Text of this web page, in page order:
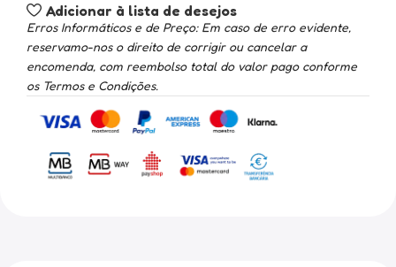
Adicionar à lista de desejos
Erros Informáticos e de Preço: Em caso de erro evidente,
reservamo-nos o direito de corrigir ou cancelar a
encomenda, com reembolso total do valor pago conforme
os Termos e Condições.